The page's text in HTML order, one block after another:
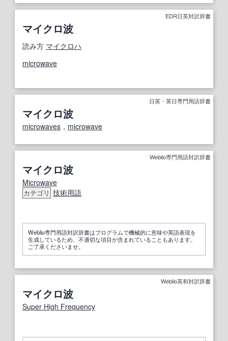
EDR日英対訳辞書
マイクロ波
読み方 マイクロハ
microwave
日英・英日専門用語辞書
マイクロ波
microwaves ， microwave
Weblio専門用語対訳辞書
マイクロ波
Microwave
カテゴリ 技術用語
Weblio専門用語対訳辞書はプログラムで機械的に意味や英語表現を
生成しているため、不適切な項目が含まれていることもあります。
ご了承くださいませ。
Weblio英和対訳辞書
マイクロ波
Super High Frequency